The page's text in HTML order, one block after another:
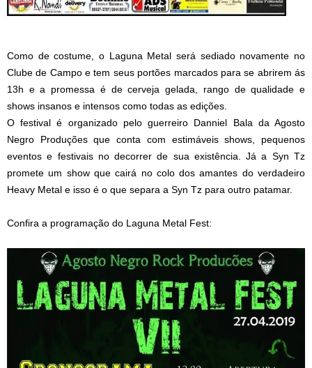
Como de costume, o Laguna Metal será sediado novamente no
Clube de Campo e tem seus portões marcados para se abrirem ás
13h e a promessa é de cerveja gelada, rango de qualidade e
shows insanos e intensos como todas as edições.
O festival é organizado pelo guerreiro Danniel Bala da Agosto
Negro Produções que conta com estimáveis shows, pequenos
eventos e festivais no decorrer de sua existência. Já a Syn Tz
promete um show que cairá no colo dos amantes do verdadeiro
Heavy Metal e isso é o que separa a Syn Tz para outro patamar.
Confira a programação do Laguna Metal Fest: